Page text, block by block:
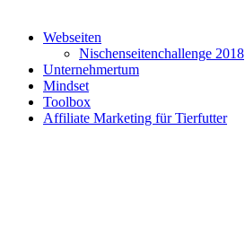
Webseiten
Nischenseitenchallenge 2018
Unternehmertum
Mindset
Toolbox
Affiliate Marketing für Tierfutter